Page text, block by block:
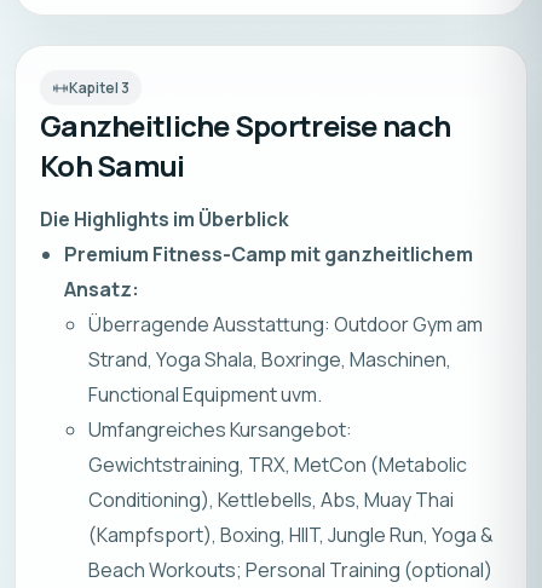
Kapitel 3
Ganzheitliche Sportreise nach
Koh Samui
Die Highlights im Überblick
Premium Fitness-Camp mit ganzheitlichem
Ansatz:
Überragende Ausstattung: Outdoor Gym am
Strand, Yoga Shala, Boxringe, Maschinen,
Functional Equipment uvm.
Umfangreiches Kursangebot:
Gewichtstraining, TRX, MetCon (Metabolic
Conditioning), Kettlebells, Abs, Muay Thai
(Kampfsport), Boxing, HIIT, Jungle Run, Yoga &
Beach Workouts; Personal Training (optional)